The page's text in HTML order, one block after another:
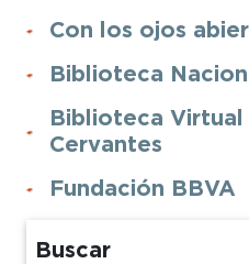
Con los ojos
Biblioteca
Biblioteca Virtual
Cervantes
Fundación BBVA
Buscar